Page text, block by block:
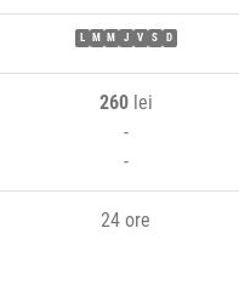
M M J V S D
260lei
-
-
24 ore